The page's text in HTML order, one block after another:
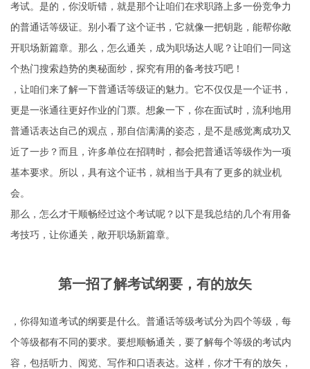
考试。是的，你没听错，就是那个让咱们在求职路上多一份竞争力
的普通话等级证。别小看了这个证书，它就像一把钥匙，能帮你敞
开职场新篇章。那么，怎么通关，成为职场达人呢？让咱们一同这
个热门搜索趋势的奥秘面纱，探究有用的备考技巧吧！
，让咱们来了解一下普通话等级证的魅力。它不仅仅是一个证书，
更是一张通往更好作业的门票。想象一下，你在面试时，流利地用
普通话表达自己的观点，那自信满满的姿态，是不是感觉离成功又
近了一步？而且，许多单位在招聘时，都会把普通话等级作为一项
基本要求。所以，具有这个证书，就相当于具有了更多的就业机
会。
那么，怎么才干顺畅经过这个考试呢？以下是我总结的几个有用备
考技巧，让你通关，敞开职场新篇章。
第一招了解考试纲要，有的放矢
，你得知道考试的纲要是什么。普通话等级考试分为四个等级，每
个等级都有不同的要求。要想顺畅通关，要了解每个等级的考试内
容，包括听力、阅览、写作和口语表达。这样，你才干有的放矢，